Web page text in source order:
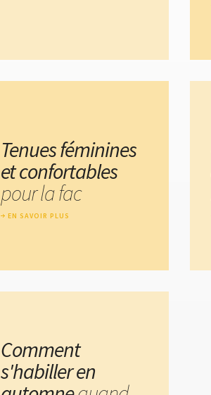
Tenues féminines
et confortables
pour la fac
EN SAVOIR PLUS
Comment
s'habiller en